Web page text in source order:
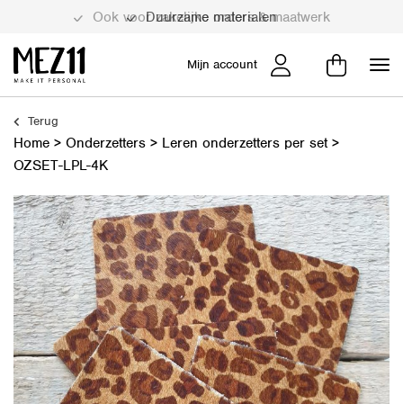
Duurzame materialen
Mijn account
Terug
Home > Onderzetters > Leren onderzetters per set>
OZSET-LPL-4K